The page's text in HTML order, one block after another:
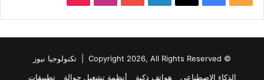
الموقع
RSS
© Copyright 2026, All Rights Reserved |
تكنولوجيا نيوز
الذكاء الاصطناعي
هواتف ذكية أنظمة تشغيل جوالة تطبيقات